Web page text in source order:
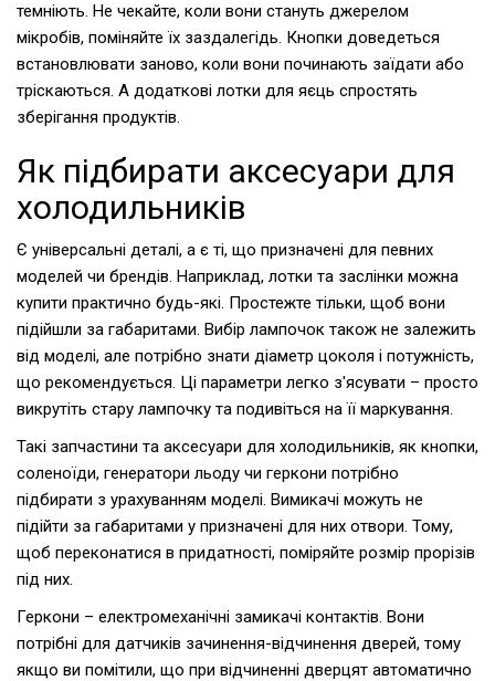
темніють. Не чекайте, коли вони стануть джерелом
мікробів, поміняйте їх заздалегідь. Кнопки доведеться
встановлювати заново, коли вони починають заїдати або
тріскаються. А додаткові лотки для яєць спростять
зберігання продуктів.
Як підбирати аксесуари для
холодильників
Є універсальні деталі, а є ті, що призначені для певних
моделей чи брендів. Наприклад, лотки та заслінки можна
купити практично будь-які. Простежте тільки, щоб вони
підійшли за габаритами. Вибір лампочок також не залежить
від моделі, але потрібно знати діаметр цоколя і потужність,
що рекомендується. Ці параметри легко з'ясувати – просто
викрутіть стару лампочку та подивіться на її маркування.
Такі запчастини та аксесуари для холодильників, як кнопки,
соленоїди, генератори льоду чи геркони потрібно
підбирати з урахуванням моделі. Вимикачі можуть не
підійти за габаритами у призначені для них отвори. Тому,
щоб переконатися в придатності, поміряйте розмір прорізів
під них.
Геркони – електромеханічні замикачі контактів. Вони
потрібні для датчиків зачинення-відчинення дверей, тому
якщо ви помітили, що при відчиненні дверцят автоматично